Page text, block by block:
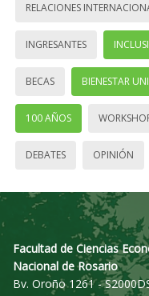
RELACIONES
INGRESANTES
BECAS BIENESTAR
100 AÑOS
DEBATES OPINIÓN
Facultad de Ciencias
Nacional de Rosario
Bv. Oroño 1261 -